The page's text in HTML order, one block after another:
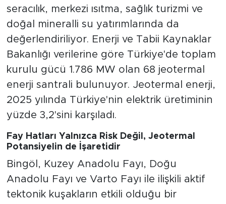
seracılık, merkezi ısıtma, sağlık turizmi ve
doğal mineralli su yatırımlarında da
değerlendiriliyor. Enerji ve Tabii Kaynaklar
Bakanlığı verilerine göre Türkiye'de toplam
kurulu gücü 1.786 MW olan 68 jeotermal
enerji santrali bulunuyor. Jeotermal enerji,
2025 yılında Türkiye'nin elektrik üretiminin
yüzde 3,2'sini karşıladı.
Fay Hatları Yalnızca Risk Değil, Jeotermal
Potansiyelin de İşaretidir
Bingöl, Kuzey Anadolu Fayı, Doğu
Anadolu Fayı ve Varto Fayı ile ilişkili aktif
tektonik kuşakların etkili olduğu bir